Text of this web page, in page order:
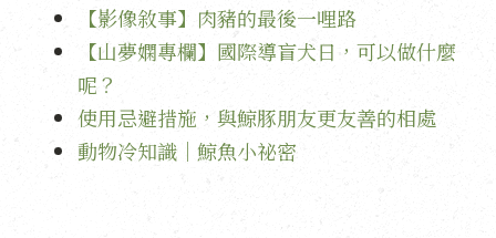
【影像敘事】肉豬的最後一哩路
【山夢嫻專欄】國際導盲犬日，可以做什麼
呢？
使用忌避措施，與鯨豚朋友更友善的相處
動物冷知識｜鯨魚小祕密